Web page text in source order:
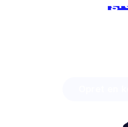
Slut dig til os